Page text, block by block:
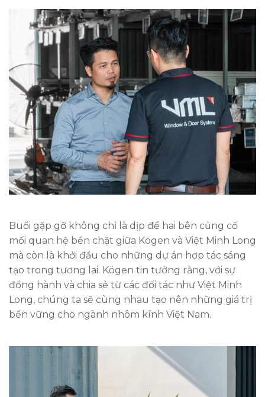
Buổi gặp gỡ không chỉ là dịp để hai bên củng cố
mối quan hệ bền chặt giữa Kögen và Việt Minh Long
mà còn là khởi đầu cho những dự án hợp tác sáng
tạo trong tương lai. Kögen tin tưởng rằng, với sự
đồng hành và chia sẻ từ các đối tác như Việt Minh
Long, chúng ta sẽ cùng nhau tạo nên những giá trị
bền vững cho ngành nhôm kính Việt Nam.